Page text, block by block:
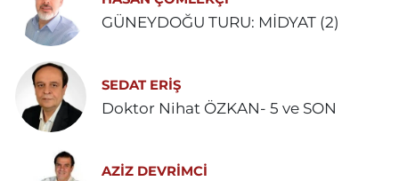
GÜNEYDOĞU TURU: MİDYAT (2)
SEDAT ERİŞ
Doktor Nihat ÖZKAN- 5 ve SON
AZIZ DEVRIMCI